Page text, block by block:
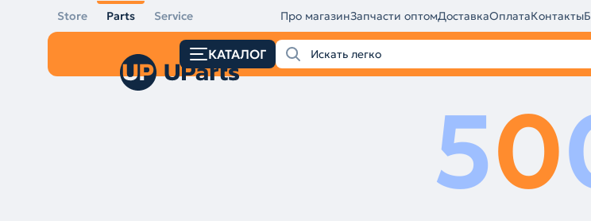
Store Parts Service Про магазинЗапчасти оптомДоставкаОплатаКонтакты
КАТАЛОГ
50